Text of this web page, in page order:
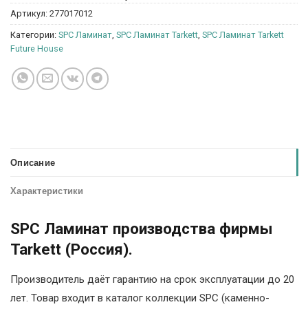
Артикул: 277017012
Категории: SPC Ламинат SPC Ламинат Tarkett SPC Ламинат Tarkett
Future House
Описание
Характеристики
SPC Ламинат производства фирмы
Tarkett (Россия).
Производитель даёт гарантию на срок эксплуатации до 20
лет. Товар входит в каталог коллекции SPC (каменно-